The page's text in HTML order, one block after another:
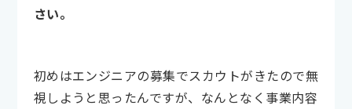
さい。
初めはエンジニアの募集でスカウトがきたので無
視しようと思ったんですが、なんとなく事業内容